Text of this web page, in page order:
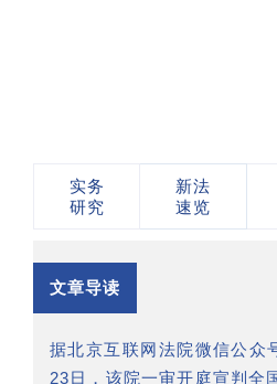
实务
研究
新法
速览
文章导读
据北京互联网法院微信公众
23日，该院一审开庭宣判全